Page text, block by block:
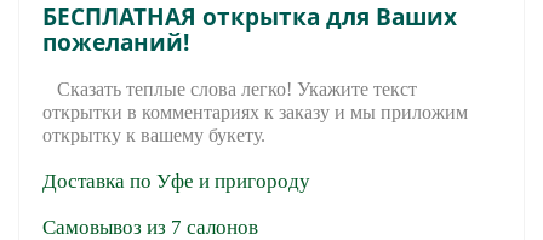
БЕСПЛАТНАЯ открытка для Ваших
пожеланий!
Сказать теплые слова легко! Укажите текст
открытки в комментариях к заказу и мы приложим
открытку к вашему букету.
Доставка по Уфе и пригороду
Самовывоз из 7 салонов